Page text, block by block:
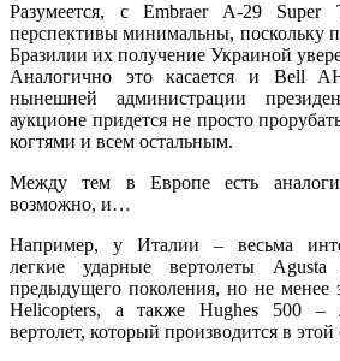
Разумеется, с Embraer A-29 Super
перспективы минимальны, поскольку
Бразилии их получение Украиной
Аналогично это касается и Bell
нынешней администрации
аукционе придется не просто
когтями и всем остальным.
Между тем в Европе есть
возможно, и…
Например, у Италии – весьма
легкие ударные вертолеты
предыдущего поколения, но не менее
Helicopters, а также Hughes 500 –
вертолет, который производится в